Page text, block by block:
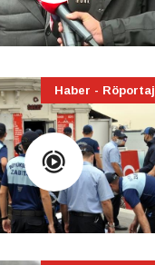
Haber - Röportaj